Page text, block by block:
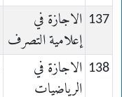
137 الاجازة في
إعلامية التصرف
138 الاجازة في
الرياضيات